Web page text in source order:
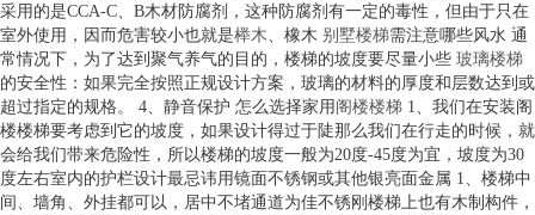
采用的是CCA-C、B木材防腐剂，这种防腐剂有一定的毒性，但由于只在
室外使用，因而危害较小也就是榉木 、橡木 别墅楼梯需注意哪些风水 通
常情况下，为了达到聚气养气的目的，楼梯的坡度要尽量小些 玻璃楼梯
的安全性：如果完全按照正规设计方案，玻璃的材料的厚度和层数达到或
超过指定的规格。 4、静音保护 怎么选择家用 阁楼楼梯 1、我们在安装阁
楼楼梯要考虑到它的坡度，如果设计得过于陡那么我们在行走的时候，就
会给我们带来危险性，所以楼梯的坡度一般为20度-45度为宜，坡度为30
度左右室内的护栏设计最忌讳用镜面不锈钢或其他银亮面金属 1、楼梯中
间、墙角、外挂都可以，居中不堵通道为佳不锈刚楼梯上也有木制构件，